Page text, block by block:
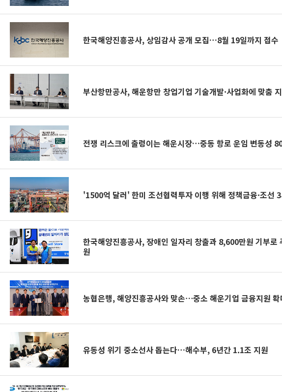
한국해양진흥공사, 상임감사 공개 모집…8월 19일까지 접수
부산항만공사, 해운항만 창업기업 기술개발·사업화에 맞춤
전쟁 리스크에 출렁이는 해운시장…중동 항로 운임 변동성
'1500억 달러' 한미 조선협력투자 이행 위해 정책금융·조선
한국해양진흥공사, 장애인 일자리 창출과 8,600만원 기부로
원
농협은행, 해양진흥공사와 맞손⋯중소 해운기업 금융지원 확
유동성 위기 중소선사 돕는다…해수부, 6년간 1.1조 지원